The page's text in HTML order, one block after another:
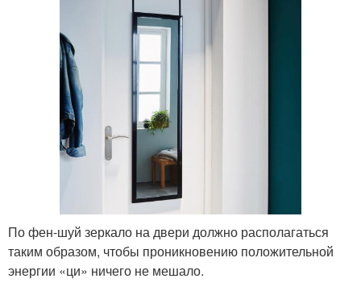
По фен-шуй зеркало на двери должно располагаться
таким образом, чтобы проникновению положительной
энергии «ци» ничего не мешало.